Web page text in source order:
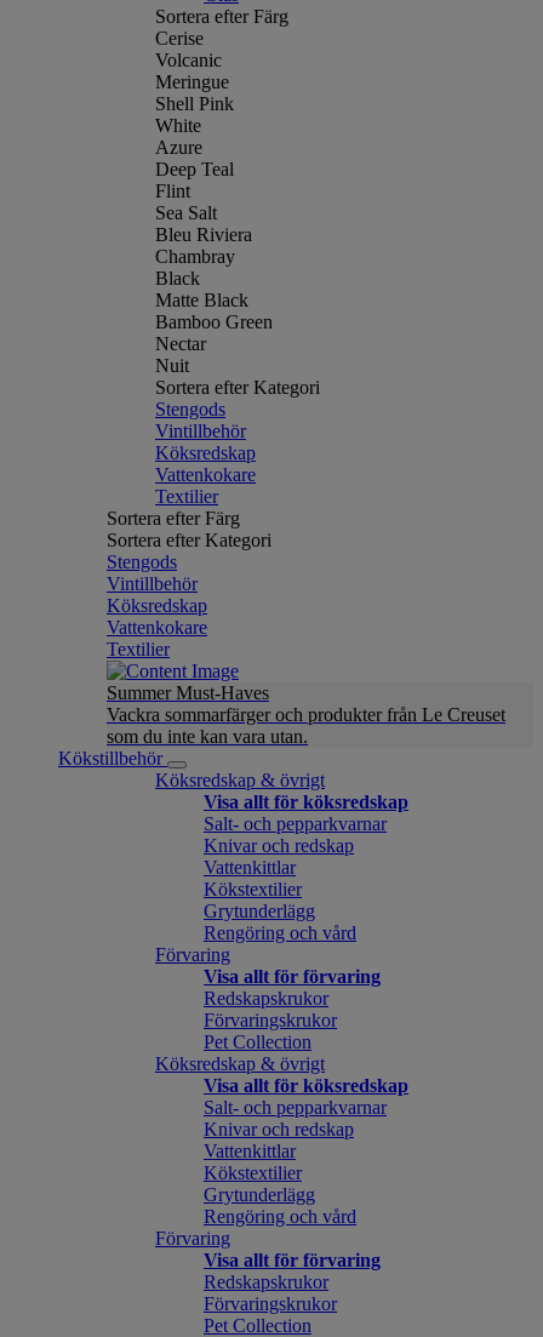
Sortera efter Färg
Cerise
Volcanic
Meringue
Shell Pink
White
Azure
Deep Teal
Flint
Sea Salt
Bleu Riviera
Chambray
Black
Matte Black
Bamboo Green
Nectar
Nuit
Sortera efter Kategori
Stengods
Vintillbehör
Köksredskap
Vattenkokare
Textilier
Sortera efter Färg
Sortera efter Kategori
Stengods
Vintillbehör
Köksredskap
Vattenkokare
Textilier
Summer Must-Haves
Vackra sommarfärger och produkter från Le Creuset
som du inte kan vara utan.
Kökstillbehör
Köksredskap & övrigt
Visa allt för köksredskap
Salt- och pepparkvarnar
Knivar och redskap
Vattenkittlar
Kökstextilier
Grytunderlägg
Rengöring och vård
Förvaring
Visa allt för förvaring
Redskapskrukor
Förvaringskrukor
Pet Collection
Köksredskap & övrigt
Visa allt för köksredskap
Salt- och pepparkvarnar
Knivar och redskap
Vattenkittlar
Kökstextilier
Grytunderlägg
Rengöring och vård
Förvaring
Visa allt för förvaring
Redskapskrukor
Förvaringskrukor
Pet Collection